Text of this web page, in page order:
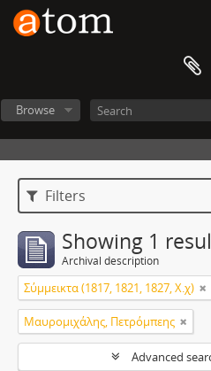
Browse
Filters
Showing 1
Archival description
Σύμμεικτα (1817, 1821, 1827, Χ.χ)
Μαυρομιχάλης, Πετρόμπεης
Advanced